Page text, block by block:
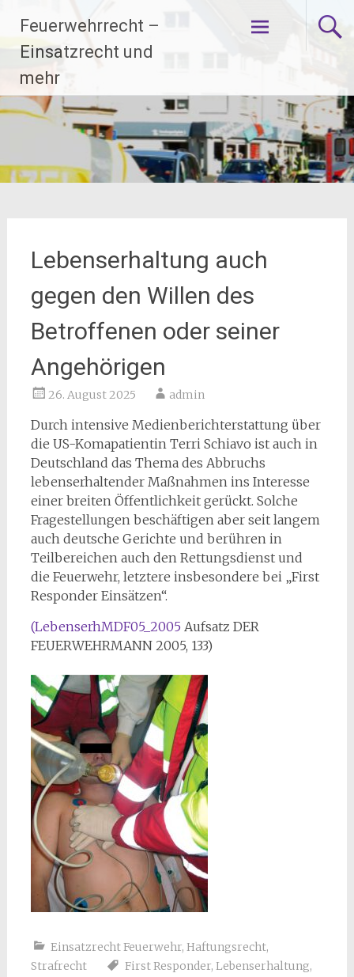
Inhalt
springen
Feuerwehrrecht –
Einsatzrecht und
mehr
Lebenserhaltung auch
gegen den Willen des
Betroffenen oder seiner
Angehörigen
26. August 2025 admin
Durch intensive Medienberichterstattung über
die US-Komapatientin Terri Schiavo ist auch in
Deutschland das Thema des Abbruchs
lebenserhaltender Maßnahmen ins Interesse
einer breiten Öffentlichkeit gerückt. Solche
Fragestellungen beschäftigen aber seit langem
auch deutsche Gerichte und berühren in
Teilbereichen auch den Rettungsdienst und
die Feuerwehr, letztere insbesondere bei „First
Responder Einsätzen“.
(LebenserhMDF05_2005 Aufsatz DER
FEUERWEHRMANN 2005, 133)
Einsatzrecht Feuerwehr, Haftungsrecht,
Strafrecht
First Responder, Lebenserhaltung,